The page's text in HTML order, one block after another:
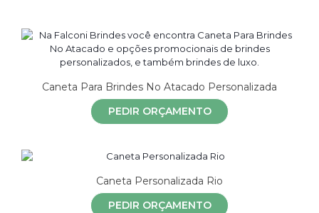
Caneta Para Brindes No Atacado Personalizada
PEDIR ORÇAMENTO
Caneta Personalizada Rio
PEDIR ORÇAMENTO